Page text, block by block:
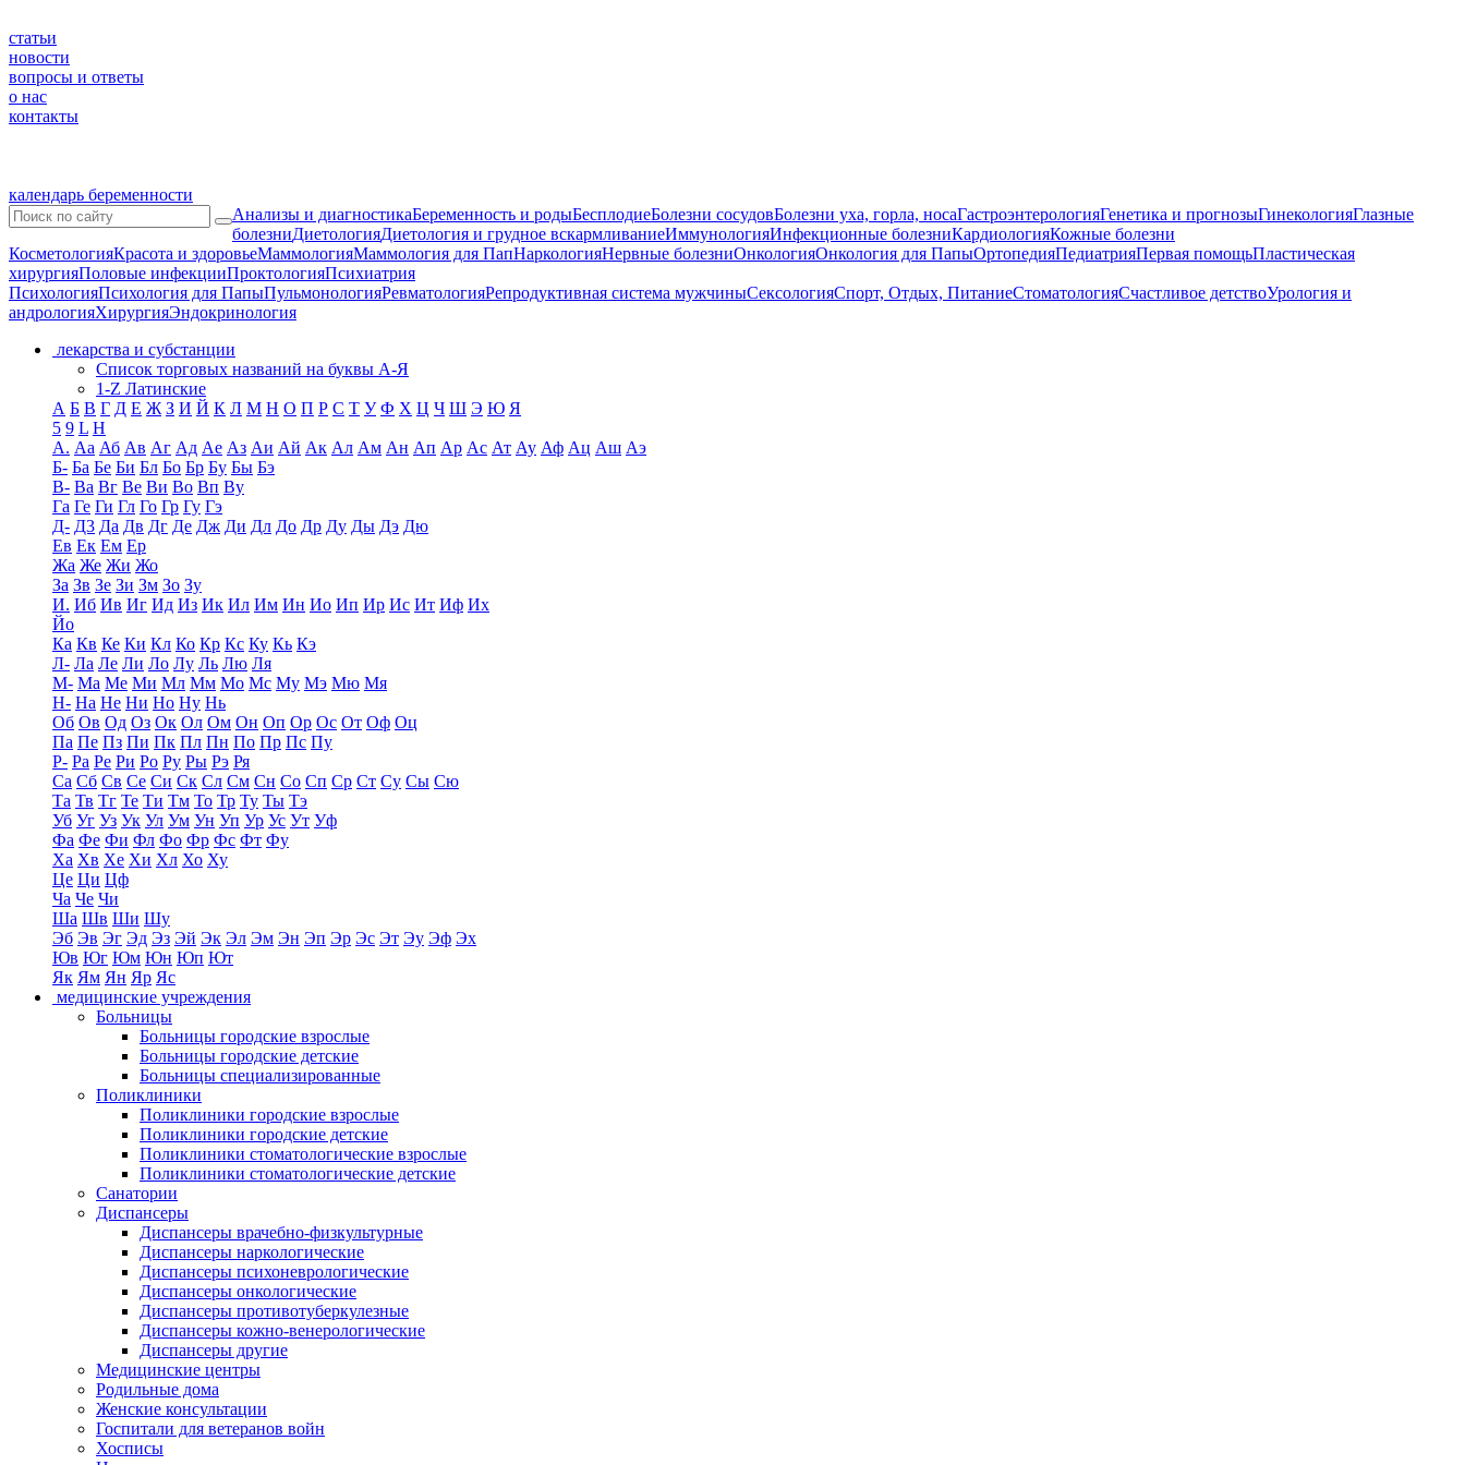
статьи
новости
вопросы и ответы
о нас
контакты
календарь беременности
Анализы и диагностикаБеременность и родыБесплодиеБолезни сосудовБолезни уха, горла, носаГастроэнтерологияГенетика и прогнозыГинекологияГлазные
болезниДиетологияДиетология и грудное вскармливаниеИммунологияИнфекционные болезниКардиологияКожные болезни
КосметологияКрасота и здоровьеМаммологияМаммология для ПапНаркологияНервные болезниОнкологияОнкология для ПапыОртопедияПедиатрияПервая помощьПластическая
хирургияПоловые инфекцииПроктологияПсихиатрия
ПсихологияПсихология для ПапыПульмонологияРевматологияРепродуктивная система мужчиныСексологияСпорт, Отдых, ПитаниеСтоматологияСчастливое детствоУрология и
андрологияХирургияЭндокринология
лекарства и субстанции
Список торговых названий на буквы А-Я
1-Z Латинские
А Б В Г Д Е Ж З И Й К Л М Н О П Р С Т У Ф Х Ц Ч Ш Э Ю Я
5 9 L H
А. Аа Аб Ав Аг Ад Ае Аз Аи Ай Ак Ал Ам Ан Ап Ар Ас Ат Ау Аф Ац Аш Аэ
Б- Ба Бе Би Бл Бо Бр Бу Бы Бэ
В- Ва Вг Ве Ви Во Вп Ву
Га Ге Ги Гл Го Гр Гу Гэ
Д- Д3 Да Дв Дг Де Дж Ди Дл До Др Ду Ды Дэ Дю
Ев Ек Ем Ер
Жа Же Жи Жо
За Зв Зе Зи Зм Зо Зу
И. Иб Ив Иг Ид Из Ик Ил Им Ин Ио Ип Ир Ис Ит Иф Их
Йо
Ка Кв Ке Ки Кл Ко Кр Кс Ку Кь Кэ
Л- Ла Ле Ли Ло Лу Ль Лю Ля
М- Ма Ме Ми Мл Мм Мо Мс Му Мэ Мю Мя
Н- На Не Ни Но Ну Нь
Об Ов Од Оз Ок Ол Ом Он Оп Ор Ос От Оф Оц
Па Пе Пз Пи Пк Пл Пн По Пр Пс Пу
Р- Ра Ре Ри Ро Ру Ры Рэ Ря
Са Сб Св Се Си Ск Сл См Сн Со Сп Ср Ст Су Сы Сю
Та Тв Тг Те Ти Тм То Тр Ту Ты Тэ
Уб Уг Уз Ук Ул Ум Ун Уп Ур Ус Ут Уф
Фа Фе Фи Фл Фо Фр Фс Фт Фу
Ха Хв Хе Хи Хл Хо Ху
Це Ци Цф
Ча Че Чи
Ша Шв Ши Шу
Эб Эв Эг Эд Эз Эй Эк Эл Эм Эн Эп Эр Эс Эт Эу Эф Эх
Юв Юг Юм Юн Юп Ют
Як Ям Ян Яр Яс
медицинские учреждения
Больницы
Больницы городские взрослые
Больницы городские детские
Больницы специализированные
Поликлиники
Поликлиники городские взрослые
Поликлиники городские детские
Поликлиники стоматологические взрослые
Поликлиники стоматологические детские
Санатории
Диспансеры
Диспансеры врачебно-физкультурные
Диспансеры наркологические
Диспансеры психоневрологические
Диспансеры онкологические
Диспансеры противотуберкулезные
Диспансеры кожно-венерологические
Диспансеры другие
Медицинские центры
Родильные дома
Женские консультации
Госпитали для ветеранов войн
Хосписы